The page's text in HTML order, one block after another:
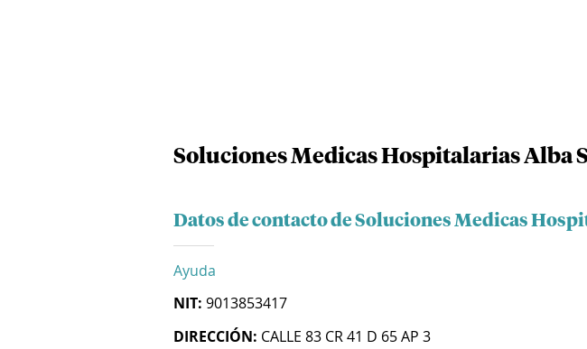
Soluciones Medicas Hospitalarias Alba S
Datos de contacto de Soluciones Medicas
Ayuda
NIT: 9013853417
DIRECCIÓN: CALLE 83 CR 41 D 65 AP 3